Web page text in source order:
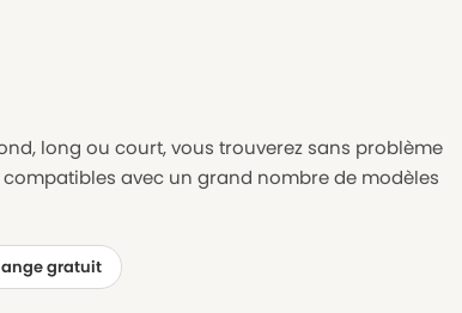
long ou court, vous trouverez sans problème
avec un grand nombre de modèles
gratuit